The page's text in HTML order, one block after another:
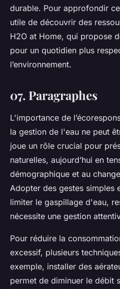
durable. Pour approfondir
utile de découvrir des
H2O at Home, qui propose
pour un quotidien plus
l’environnement.
07. Paragraphes
L'importance de
la gestion de l'eau ne peut
joue un rôle crucial pour
naturelles, aujourd’hui en
démographique et au
Adopter des gestes simples
limiter le gaspillage d'eau,
nécessite une gestion
Pour réduire la
excessif, plusieurs
exemple, installer des
permet de diminuer le débit